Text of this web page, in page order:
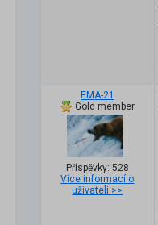
EMA-21
Gold member
Příspěvky: 528
Více informací o
uživateli >>